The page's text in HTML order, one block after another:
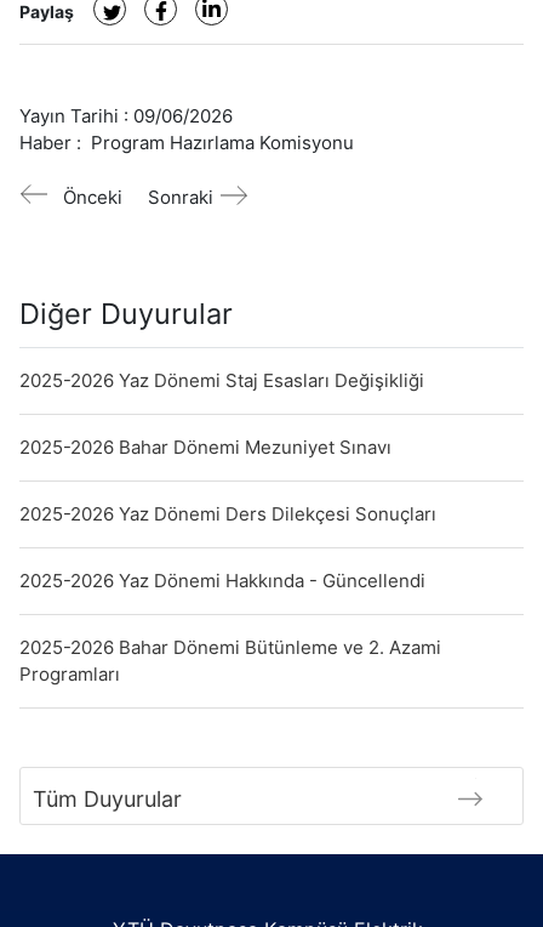
Paylaş
Yayın Tarihi : 09/06/2026
Haber : Program Hazırlama Komisyonu
Önceki Sonraki
Diğer Duyurular
2025-2026 Yaz Dönemi Staj Esasları Değişikliği
2025-2026 Bahar Dönemi Mezuniyet Sınavı
2025-2026 Yaz Dönemi Ders Dilekçesi Sonuçları
2025-2026 Yaz Dönemi Hakkında - Güncellendi
2025-2026 Bahar Dönemi Bütünleme ve 2. Azami
Programları
Tüm Duyurular